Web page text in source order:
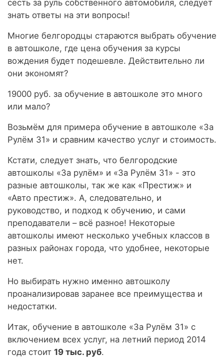
сесть за руль собственного автомобиля, следует
знать ответы на эти вопросы!
Многие белгородцы стараются выбрать обучение
в автошколе, где цена обучения за курсы
вождения будет подешевле. Действительно ли
они экономят?
19000 руб. за обучение в автошколе это много
или мало?
Возьмём для примера обучение в автошколе «За
Рулём 31» и сравним качество услуг и стоимость.
Кстати, следует знать, что белгородские
автошколы «За рулём» и «За Рулём 31» - это
разные автошколы, так же как «Престиж» и
«Авто престиж». А, следовательно, и
руководство, и подход к обучению, и сами
преподаватели – всё разное! Некоторые
автошколы имеют несколько учебных классов в
разных районах города, что удобнее, некоторые
нет.
Но выбирать нужно именно автошколу
проанализировав заранее все преимущества и
недостатки.
Итак, обучение в автошколе «За Рулём 31» с
включением всех услуг, на летний период 2014
года стоит 19 тыс. руб.